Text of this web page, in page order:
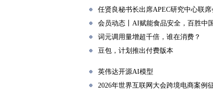
任贤良秘书长出席APEC研究中心联
会员动态丨AI赋能食品安全，百胜中
词元调用量增超千倍，谁在消费？
豆包，计划推出付费版本
英伟达开源AI模型
2026年世界互联网大会跨境电商案例